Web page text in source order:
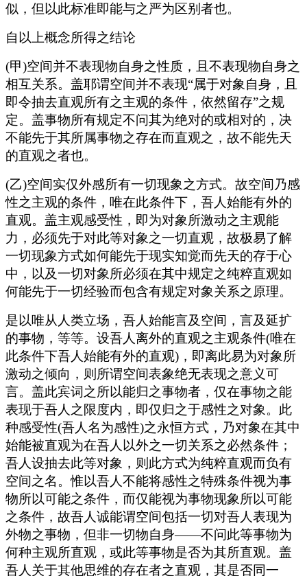
似，但以此标准即能与之严为区别者也。
自以上概念所得之结论
(甲)空间并不表现物自身之性质，且不表现物自身之
相互关系。盖耶谓空间并不表现“属于对象自身，且
即令抽去直观所有之主观的条件，依然留存”之规
定。盖事物所有规定不问其为绝对的或相对的，决
不能先于其所属事物之存在而直观之，故不能先天
的直观之者也。
(乙)空间实仅外感所有一切现象之方式。故空间乃感
性之主观的条件，唯在此条件下，吾人始能有外的
直观。盖主观感受性，即为对象所激动之主观能
力，必须先于对此等对象之一切直观，故极易了解
一切现象方式如何能先于现实知觉而先天的存于心
中，以及一切对象所必须在其中规定之纯粹直观如
何能先于一切经验而包含有规定对象关系之原理。
是以唯从人类立场，吾人始能言及空间，言及延扩
的事物，等等。设吾人离外的直观之主观条件(唯在
此条件下吾人始能有外的直观)，即离此易为对象所
激动之倾向，则所谓空间表象绝无表现之意义可
言。盖此宾词之所以能归之事物者，仅在事物之能
表现于吾人之限度内，即仅归之于感性之对象。此
种感受性(吾人名为感性)之永恒方式，乃对象在其中
始能被直观为在吾人以外之一切关系之必然条件；
吾人设抽去此等对象，则此方式为纯粹直观而负有
空间之名。惟以吾人不能将感性之特殊条件视为事
物所以可能之条件，而仅能视为事物现象所以可能
之条件，故吾人诚能谓空间包括一切对吾人表现为
外物之事物，但非一切物自身——不问此等事物为
何种主观所直观，或此等事物是否为其所直观。盖
吾人关于其他思维的存在者之直观，其是否同一